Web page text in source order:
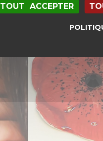
TOUT ACCEPTER